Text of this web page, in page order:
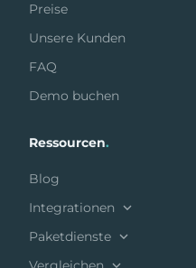
Preise
Unsere Kunden
FAQ
Demo buchen
Ressourcen.
Blog
Integrationen
Paketdienste